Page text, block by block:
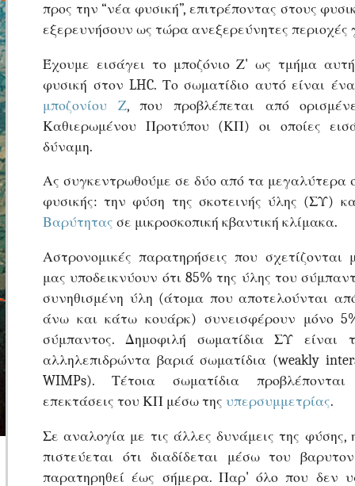
προς την “νέα φυσική”, επιτρέποντας στους
εξερευνήσουν ως τώρα ανεξερεύνητες περιοχές
Έχουμε εισάγει το μποζόνιο Ζ' ως τμήμα
φυσική στον LHC. Το σωματίδιο αυτό είναι
μποζονίου Ζ, που προβλέπεται από
Καθιερωμένου Προτύπου (ΚΠ) οι οποίες
δύναμη.
Ας συγκεντρωθούμε σε δύο από τα μεγαλύτερα
φυσικής: την φύση της σκοτεινής ύλης (ΣΥ)
Βαρύτητας σε μικροσκοπική κβαντική κλίμακα.
Αστρονομικές παρατηρήσεις που
μας υποδεικνύουν ότι 85% της ύλης του
συνηθισμένη ύλη (άτομα που αποτελούνται
άνω και κάτω κουάρκ) συνεισφέρουν μόνο
σύμπαντος. Δημοφιλή σωματίδια ΣΥ είναι
αλληλεπιδρώντα βαριά σωματίδια (weakly
WIMPs). Τέτοια σωματίδια προβλέπονται
επεκτάσεις του ΚΠ μέσω της υπερσυμμετρίας.
Σε αναλογία με τις άλλες δυνάμεις της φύσης,
πιστεύεται ότι διαδίδεται μέσω του
παρατηρηθεί έως σήμερα. Παρ' όλο που δεν